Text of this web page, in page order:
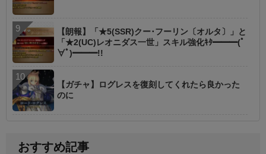
【朗報】「★5(SSR)クー･フーリン〔オルタ〕」と
「★2(UC)レオニダス一世」スキル強化ｷﾀ━━━(ﾟ
∀ﾟ)━━━!!
【ガチャ】ログレスを復刻してくれたら良かった
のに
おすすめ記事